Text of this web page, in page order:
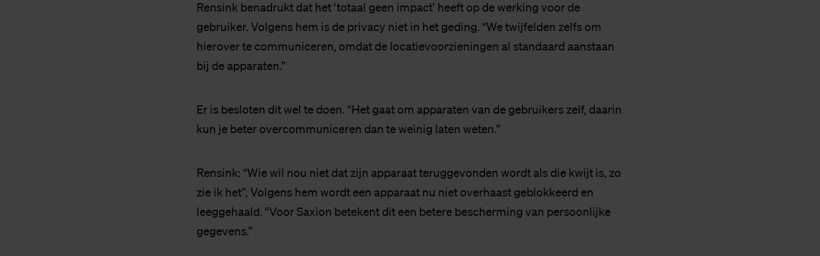
Rensink benadrukt dat het ‘totaal geen impact’ heeft op de werking voor de
gebruiker. Volgens hem is de privacy niet in het geding. “We twijfelden zelfs om
hierover te communiceren, omdat de locatievoorzieningen al standaard aanstaan
bij de apparaten.”
Er is besloten dit wel te doen. “Het gaat om apparaten van de gebruikers zelf, daarin
kun je beter overcommuniceren dan te weinig laten weten.”
Rensink: “Wie wil nou niet dat zijn apparaat teruggevonden wordt als die kwijt is, zo
zie ik het”, Volgens hem wordt een apparaat nu niet overhaast geblokkeerd en
leeggehaald. “Voor Saxion betekent dit een betere bescherming van persoonlijke
gegevens.”